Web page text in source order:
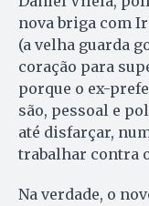
nova briga com
(a velha guarda
coração para
porque o ex-
são, pessoal e
até disfarçar,
trabalhar contra
Na verdade, o